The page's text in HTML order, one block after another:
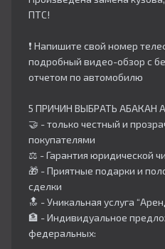
ПТС!
❗️ Напишите свой номер
подробный видео-обзор с
отчетом по автомобилю
5 ПРИЧИН ВЫБРАТЬ АБАКАН
🤝 - только честный и
покупателями
⚖️ - Гарантия юридической
🎁 - Приятные подарки и
сделки
🔝 - Уникальная услуга
🏦 - Индивидуальное
федеральных: